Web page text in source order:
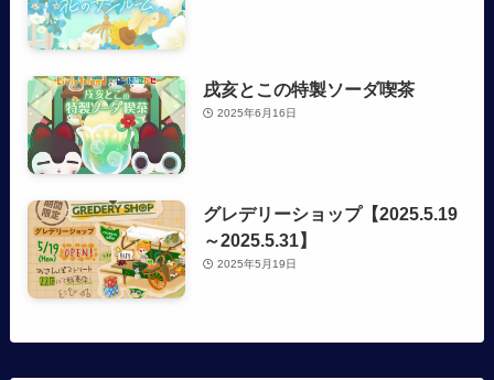
戌亥とこの特製ソーダ喫茶
2025年6月16日
グレデリーショップ【2025.5.19
～2025.5.31】
2025年5月19日